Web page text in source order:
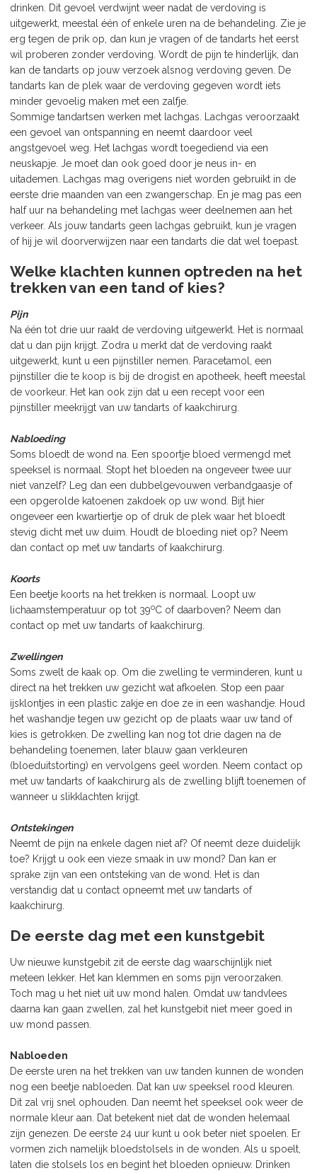
drinken. Dit gevoel verdwijnt weer nadat de verdoving is
uitgewerkt, meestal één of enkele uren na de behandeling. Zie je
erg tegen de prik op, dan kun je vragen of de tandarts het eerst
wil proberen zonder verdoving. Wordt de pijn te hinderlijk, dan
kan de tandarts op jouw verzoek alsnog verdoving geven. De
tandarts kan de plek waar de verdoving gegeven wordt iets
minder gevoelig maken met een zalfje.
Sommige tandartsen werken met lachgas. Lachgas veroorzaakt
een gevoel van ontspanning en neemt daardoor veel
angstgevoel weg. Het lachgas wordt toegediend via een
neuskapje. Je moet dan ook goed door je neus in- en
uitademen. Lachgas mag overigens niet worden gebruikt in de
eerste drie maanden van een zwangerschap. En je mag pas een
half uur na behandeling met lachgas weer deelnemen aan het
verkeer. Als jouw tandarts geen lachgas gebruikt, kun je vragen
of hij je wil doorverwijzen naar een tandarts die dat wel toepast.
Welke klachten kunnen optreden na het
trekken van een tand of kies?
Pijn
Na één tot drie uur raakt de verdoving uitgewerkt. Het is normaal
dat u dan pijn krijgt. Zodra u merkt dat de verdoving raakt
uitgewerkt, kunt u een pijnstiller nemen. Paracetamol, een
pijnstiller die te koop is bij de drogist en apotheek, heeft meestal
de voorkeur. Het kan ook zijn dat u een recept voor een
pijnstiller meekrijgt van uw tandarts of kaakchirurg.
Nabloeding
Soms bloedt de wond na. Een spoortje bloed vermengd met
speeksel is normaal. Stopt het bloeden na ongeveer twee uur
niet vanzelf? Leg dan een dubbelgevouwen verbandgaasje of
een opgerolde katoenen zakdoek op uw wond. Bijt hier
ongeveer een kwartiertje op of druk de plek waar het bloedt
stevig dicht met uw duim. Houdt de bloeding niet op? Neem
dan contact op met uw tandarts of kaakchirurg.
Koorts
Een beetje koorts na het trekken is normaal. Loopt uw
lichaamstemperatuur op tot 39oC of daarboven? Neem dan
contact op met uw tandarts of kaakchirurg.
Zwellingen
Soms zwelt de kaak op. Om die zwelling te verminderen, kunt u
direct na het trekken uw gezicht wat afkoelen. Stop een paar
ijsklontjes in een plastic zakje en doe ze in een washandje. Houd
het washandje tegen uw gezicht op de plaats waar uw tand of
kies is getrokken. De zwelling kan nog tot drie dagen na de
behandeling toenemen, later blauw gaan verkleuren
(bloeduitstorting) en vervolgens geel worden. Neem contact op
met uw tandarts of kaakchirurg als de zwelling blijft toenemen of
wanneer u slikklachten krijgt.
Ontstekingen
Neemt de pijn na enkele dagen niet af? Of neemt deze duidelijk
toe? Krijgt u ook een vieze smaak in uw mond? Dan kan er
sprake zijn van een ontsteking van de wond. Het is dan
verstandig dat u contact opneemt met uw tandarts of
kaakchirurg.
De eerste dag met een kunstgebit
Uw nieuwe kunstgebit zit de eerste dag waarschijnlijk niet
meteen lekker. Het kan klemmen en soms pijn veroorzaken.
Toch mag u het niet uit uw mond halen. Omdat uw tandvlees
daarna kan gaan zwellen, zal het kunstgebit niet meer goed in
uw mond passen.
Nabloeden
De eerste uren na het trekken van uw tanden kunnen de wonden
nog een beetje nabloeden. Dat kan uw speeksel rood kleuren.
Dit zal vrij snel ophouden. Dan neemt het speeksel ook weer de
normale kleur aan. Dat betekent niet dat de wonden helemaal
zijn genezen. De eerste 24 uur kunt u ook beter niet spoelen. Er
vormen zich namelijk bloedstolsels in de wonden. Als u spoelt,
laten die stolsels los en begint het bloeden opnieuw. Drinken